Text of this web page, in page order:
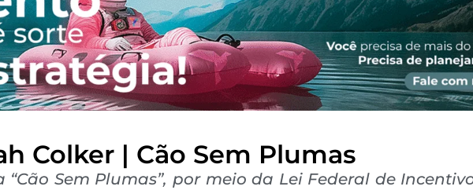
Colker | Cão Sem Plumas
Sem Plumas”, por meio da Lei Federal de